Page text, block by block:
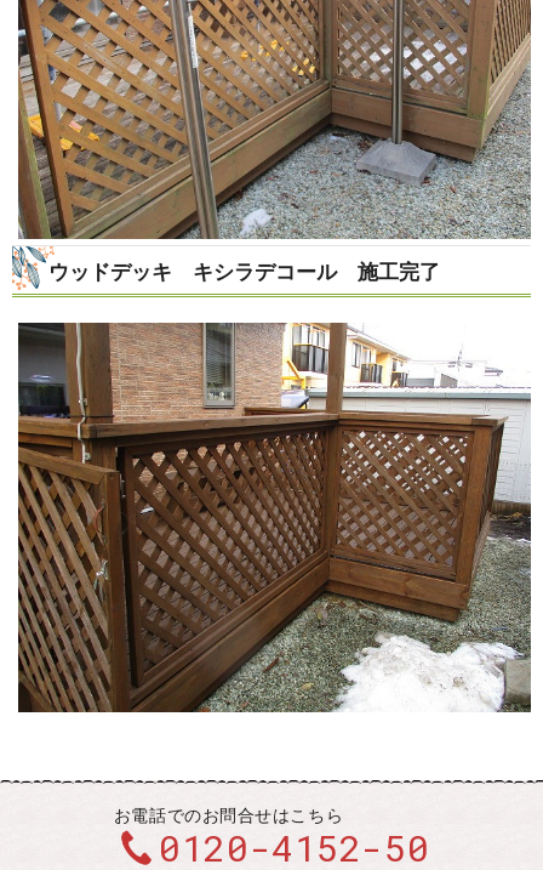
ウッドデッキ キシラデコール 施工完了
お電話でのお問合せはこちら
0120-4152-50